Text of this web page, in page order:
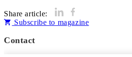
Share article:
Subscribe to magazine
Contact